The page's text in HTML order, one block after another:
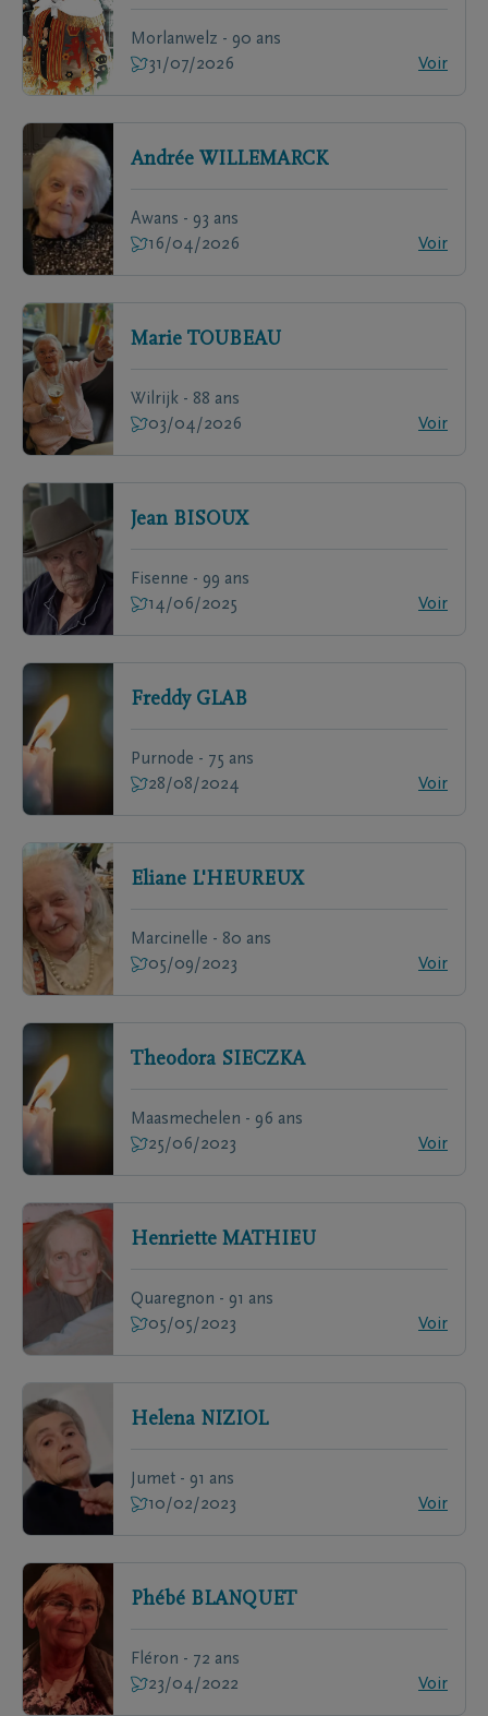
Morlanwelz - 90 ans
31/07/2026
Voir
Andrée WILLEMARCK
Awans - 93 ans
16/04/2026
Voir
Marie TOUBEAU
Wilrijk - 88 ans
03/04/2026
Voir
Jean BISOUX
Fisenne - 99 ans
14/06/2025
Voir
Freddy GLAB
Purnode - 75 ans
28/08/2024
Voir
Eliane L'HEUREUX
Marcinelle - 80 ans
05/09/2023
Voir
Theodora SIECZKA
Maasmechelen - 96 ans
25/06/2023
Voir
Henriette MATHIEU
Quaregnon - 91 ans
05/05/2023
Voir
Helena NIZIOL
Jumet - 91 ans
10/02/2023
Voir
Phébé BLANQUET
Fléron - 72 ans
23/04/2022
Voir